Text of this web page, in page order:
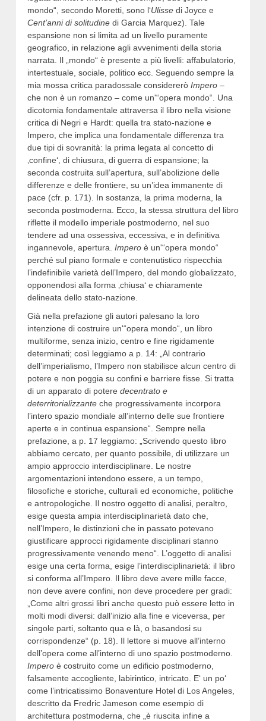
mondo“, secondo Moretti, sono l‘Ulisse di Joyce e
Cent’anni di solitudine di Garcia Marquez). Tale
espansione non si limita ad un livello puramente
geografico, in relazione agli avvenimenti della storia
narrata. Il „mondo“ è presente a più livelli: affabulatorio,
intertestuale, sociale, politico ecc. Seguendo sempre la
mia mossa critica paradossale considererò Impero –
che non è un romanzo – come un'“opera mondo“. Una
dicotomia fondamentale attraversa il libro nella visione
critica di Negri e Hardt: quella tra stato-nazione e
Impero, che implica una fondamentale differenza tra
due tipi di sovranità: la prima legata al concetto di
‚confine‘, di chiusura, di guerra di espansione; la
seconda costruita sull’apertura, sull’abolizione delle
differenze e delle frontiere, su un’idea immanente di
pace (cfr. p. 171). In sostanza, la prima moderna, la
seconda postmoderna. Ecco, la stessa struttura del libro
riflette il modello imperiale postmoderno, nel suo
tendere ad una ossessiva, eccessiva, e in definitiva
ingannevole, apertura. Impero è un'“opera mondo“
perché sul piano formale e contenutistico rispecchia
l’indefinibile varietà dell’Impero, del mondo globalizzato,
opponendosi alla forma ‚chiusa‘ e chiaramente
delineata dello stato-nazione.
Già nella prefazione gli autori palesano la loro
intenzione di costruire un'“opera mondo“, un libro
multiforme, senza inizio, centro e fine rigidamente
determinati; così leggiamo a p. 14: „Al contrario
dell’imperialismo, l’Impero non stabilisce alcun centro di
potere e non poggia su confini e barriere fisse. Si tratta
di un apparato di potere decentrato e
deterritorializzante che progressivamente incorpora
l’intero spazio mondiale all’interno delle sue frontiere
aperte e in continua espansione“. Sempre nella
prefazione, a p. 17 leggiamo: „Scrivendo questo libro
abbiamo cercato, per quanto possibile, di utilizzare un
ampio approccio interdisciplinare. Le nostre
argomentazioni intendono essere, a un tempo,
filosofiche e storiche, culturali ed economiche, politiche
e antropologiche. Il nostro oggetto di analisi, peraltro,
esige questa ampia interdisciplinarietà dato che,
nell’Impero, le distinzioni che in passato potevano
giustificare approcci rigidamente disciplinari stanno
progressivamente venendo meno“. L’oggetto di analisi
esige una certa forma, esige l’interdisciplinarietà: il libro
si conforma all’Impero. Il libro deve avere mille facce,
non deve avere confini, non deve procedere per gradi:
„Come altri grossi libri anche questo può essere letto in
molti modi diversi: dall’inizio alla fine e viceversa, per
singole parti, soltanto qua e là, o basandosi su
corrispondenze“ (p. 18). Il lettore si muove all’interno
dell’opera come all’interno di uno spazio postmoderno.
Impero è costruito come un edificio postmoderno,
falsamente accogliente, labirintico, intricato. E‘ un po‘
come l’intricatissimo Bonaventure Hotel di Los Angeles,
descritto da Fredric Jameson come esempio di
architettura postmoderna, che „è riuscita infine a